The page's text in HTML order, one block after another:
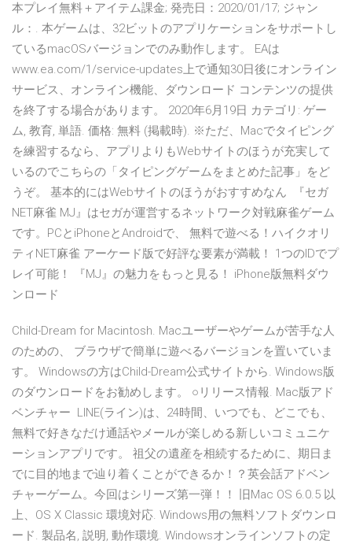
本プレイ無料＋アイテム課金; 発売日：2020/01/17; ジャン
ル：. 本ゲームは、32ビットのアプリケーションをサポートし
ているmacOSバージョンでのみ動作します。 EAは
www.ea.com/1/service-updates上で通知30日後にオンライン
サービス、オンライン機能、ダウンロード コンテンツの提供
を終了する場合があります。 2020年6月19日 カテゴリ: ゲー
ム, 教育, 単語. 価格: 無料 (掲載時). ※ただ、Macでタイピング
を練習するなら、アプリよりもWebサイトのほうが充実して
いるのでこちらの「タイピングゲームをまとめた記事」をど
うぞ。 基本的にはWebサイトのほうがおすすめなん 『セガ
NET麻雀 MJ』はセガが運営するネットワーク対戦麻雀ゲーム
です。PCとiPhoneとAndroidで、 無料で遊べる！ハイクオリ
ティNET麻雀 アーケード版で好評な要素が満載！ 1つのIDでプ
レイ可能！ 『MJ』の魅力をもっと見る！ iPhone版無料ダウ
ンロード
Child-Dream for Macintosh. Macユーザーやゲームが苦手な人
のための、 ブラウザで簡単に遊べるバージョンを置いていま
す。 Windowsの方はChild-Dream公式サイトから. Windows版
のダウンロードをお勧めします。 ○リリース情報. Mac版アド
ベンチャー LINE(ライン)は、24時間、いつでも、どこでも、
無料で好きなだけ通話やメールが楽しめる新しいコミュニケ
ーションアプリです。 祖父の遺産を相続するために、期日ま
でに目的地まで辿り着くことができるか！？英会話アドベン
チャーゲーム。今回はシリーズ第一弾！！ 旧Mac OS 6.0.5 以
上、OS X Classic 環境対応. Windows用の無料ソフトダウンロ
ード. 製品名, 説明, 動作環境. Windowsオンラインソフトの定